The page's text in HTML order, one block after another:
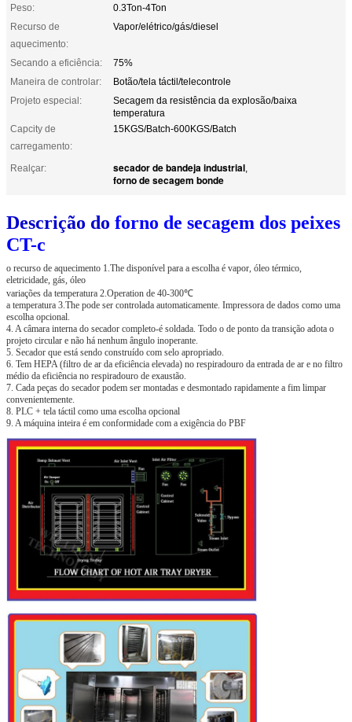
Peso:
0.3Ton-4Ton
Recurso de
aquecimento:
Vapor/elétrico/gás/diesel
Secando a eficiência:
75%
Maneira de controlar:
Botão/tela táctil/telecontrole
Projeto especial:
Secagem da resistência da explosão/baixa
temperatura
Capcity de
carregamento:
15KGS/Batch-600KGS/Batch
Realçar: secador de bandeja industrial,
forno de secagem bonde
Descrição do forno de secagem dos peixes
CT-c
o recurso de aquecimento 1.The disponível para a escolha é vapor, óleo térmico,
eletricidade, gás, óleo
variações da temperatura 2.Operation de 40-300℃
a temperatura 3.The pode ser controlada automaticamente. Impressora de dados como uma
escolha opcional.
4. A câmara interna do secador completo-é soldada. Todo o de ponto da transição adota o
projeto circular e não há nenhum ângulo inoperante.
5. Secador que está sendo construído com selo apropriado.
6. Tem HEPA (filtro de ar da eficiência elevada) no respiradouro da entrada de ar e no filtro
médio da eficiência no respiradouro de exaustão.
7. Cada peças do secador podem ser montadas e desmontado rapidamente a fim limpar
convenientemente.
8. PLC + tela táctil como uma escolha opcional
9. A máquina inteira é em conformidade com a exigência do PBF